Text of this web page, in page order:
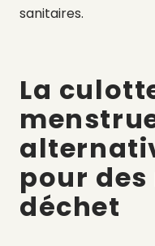
sanitaires.
La
pour
déchet